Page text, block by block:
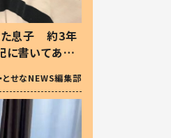
た息子 約3年
に書いてあっ
とせなNEWS編集部